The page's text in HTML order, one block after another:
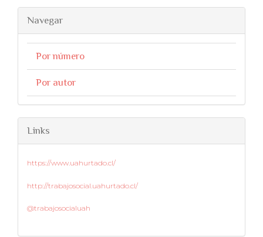
Navegar
Por número
Por autor
Links
https://www.uahurtado.cl/
http://trabajosocial.uahurtado.cl/
@trabajosocialuah